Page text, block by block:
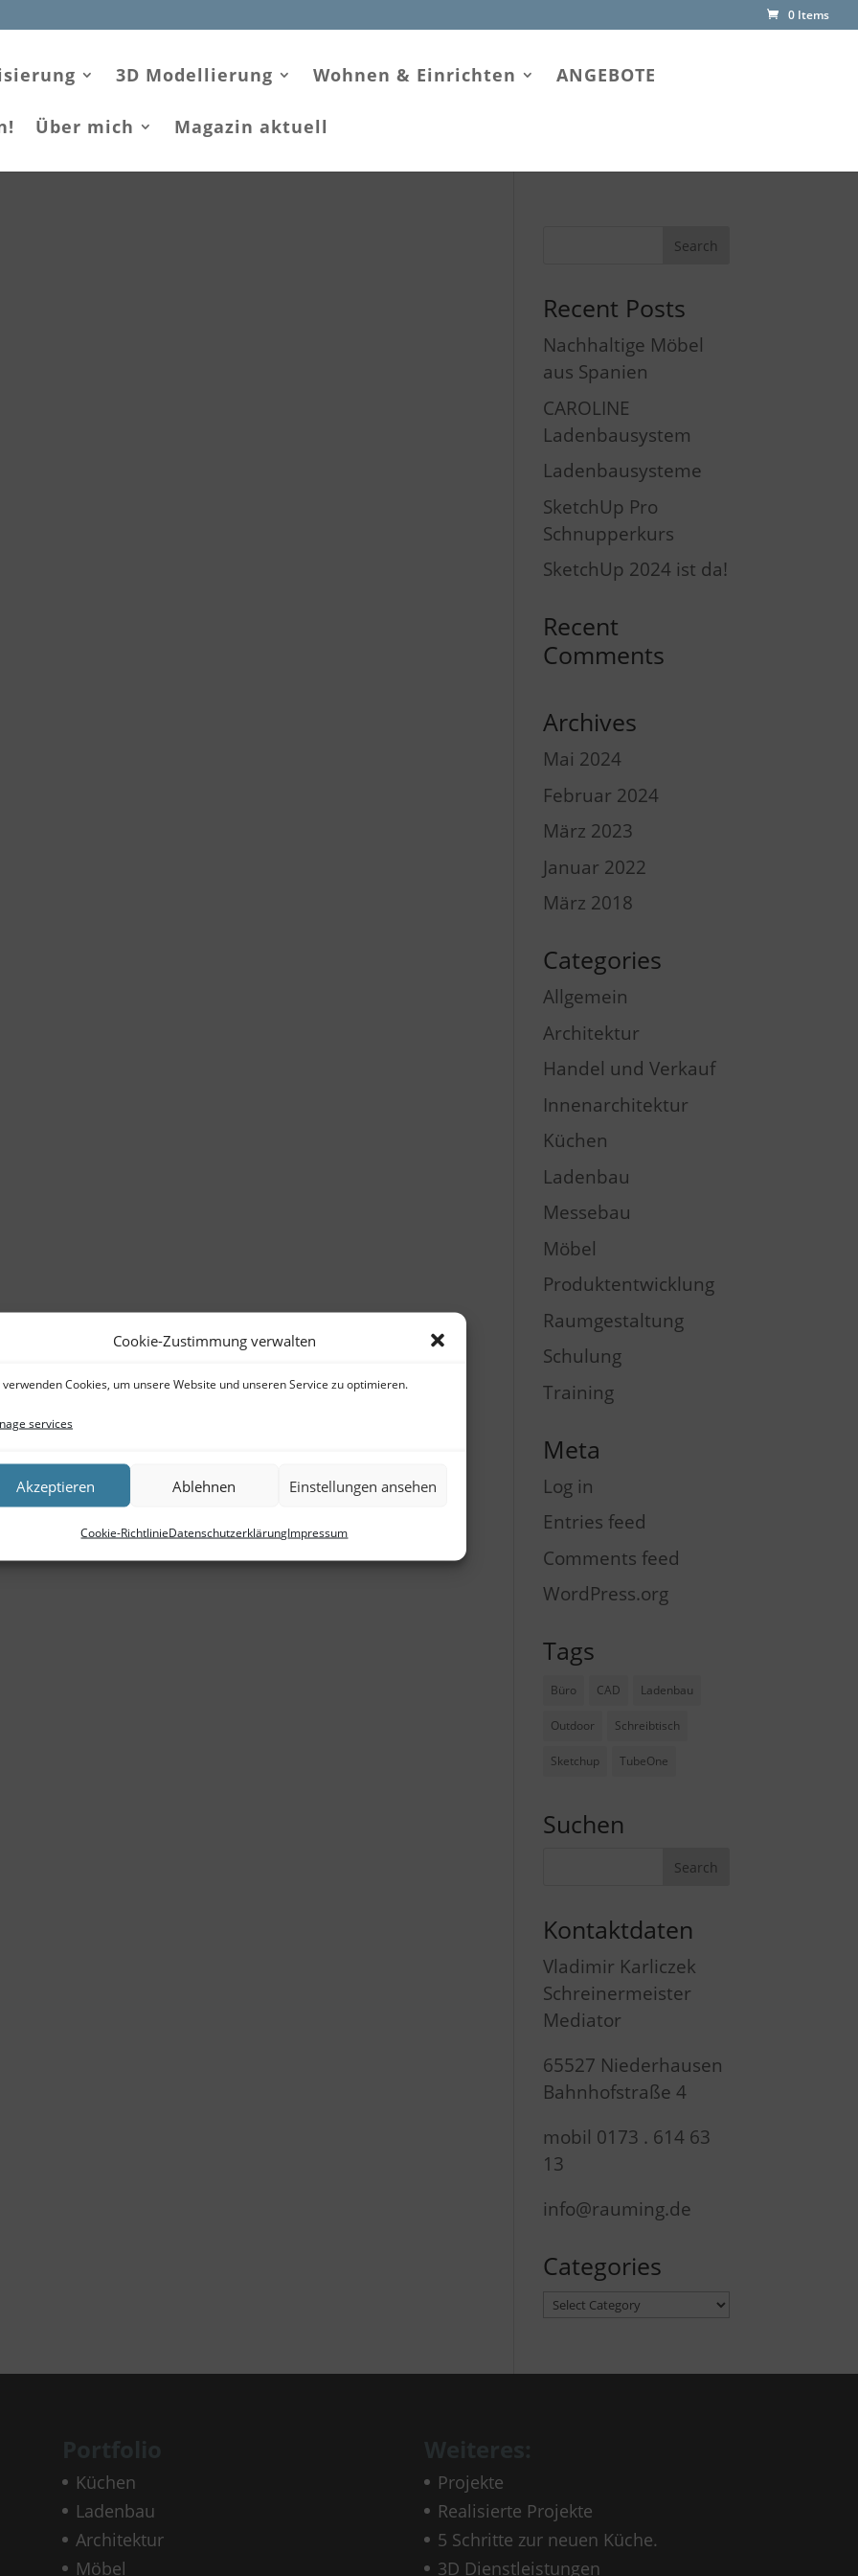
Cookie-Zustimmung verwalten
verwenden Cookies, um unsere Website und unseren Service zu optimieren.
services
Akzeptieren Ablehnen Einstellungen ansehen
Cookie-RichtlinieDatenschutzerklärungImpressum
0 Items
3D Modellierung Wohnen & Einrichten ANGEBOTE
Über mich Magazin aktuell
Recent Posts
Nachhaltige Möbel
aus Spanien
CAROLINE
Ladenbausystem
Ladenbausysteme
SketchUp Pro
Schnupperkurs
SketchUp 2024 ist da!
Recent
Comments
Archives
Mai 2024
Februar 2024
März 2023
Januar 2022
März 2018
Categories
Allgemein
Architektur
Handel und Verkauf
Innenarchitektur
Küchen
Ladenbau
Messebau
Möbel
Produktentwicklung
Raumgestaltung
Schulung
Training
Meta
Log in
Entries feed
Comments feed
WordPress.org
Tags
Büro CAD Ladenbau
Outdoor Schreibtisch
Sketchup TubeOne
Suchen
Kontaktdaten
Vladimir Karliczek
Schreinermeister
Mediator
65527 Niederhausen
Bahnhofstraße 4
mobil 0173 . 614 63
13
info@rauming.de
Categories
Categories
Küchen
Ladenbau
Architektur
Möbel
Projekte
Realisierte Projekte
5 Schritte zur neuen Küche.
3D Dienstleistungen